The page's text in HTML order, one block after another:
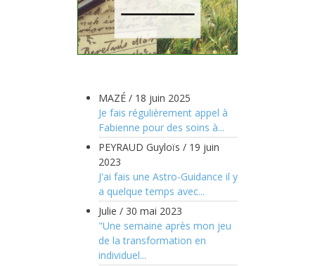
MAZÉ / 18 juin 2025
Je fais régulièrement appel à
Fabienne pour des soins à...
PEYRAUD Guyloïs / 19 juin
2023
J'ai fais une Astro-Guidance il y
a quelque temps avec...
Julie / 30 mai 2023
"Une semaine après mon jeu
de la transformation en
individuel...